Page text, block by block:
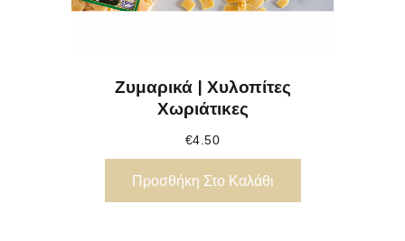
Ζυμαρικά | Χυλοπίτες
Χωριάτικες
€4.50
Προσθήκη Στο Καλάθι